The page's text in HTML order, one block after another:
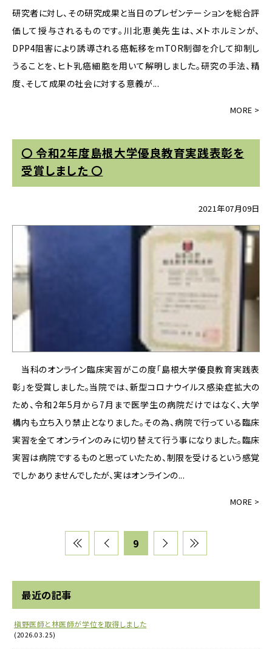
研究者に対し、その研究成果と当日のプレゼンテーションを総合評
価して授与されるものです。川北恵美先生は、メトホルミンが、
DPP4阻害により誘導される癌転移をmTOR制御を介して抑制し
うることを、ヒト乳癌細胞を用いて解明しました。研究の手法、精
度、そして成果の社会に対する意義が...
〇 令和2年度島根大学優良教育実践表彰を
受賞しました 〇
2021年07月09日
当科のオンライン臨床実習がこの度「島根大学優良教育実践表
彰」を受賞しました。当院では、新型コロナウイルス感染症拡大の
ため、令和2年5月から7月まで医学生の病院だけではなく、大学
構内も立ち入り禁止となりました。その為、病院で行っている臨床
実習を全てオンラインのみに切り替えて行う事になりました。臨床
実習は病院でするものと思っていたため、制限を受けるという感覚
でしかありませんでしたが、実はオンラインの...
9
最近の記事
槇野医師と林医師が学位を取得しました
(2026.03.25)